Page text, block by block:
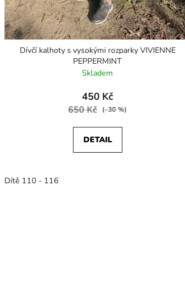
Dívčí kalhoty s vysokými rozparky VIVIENNE
PEPPERMINT
Skladem
450 Kč
650 Kč (–30 %)
DETAIL
Dítě 110 - 116